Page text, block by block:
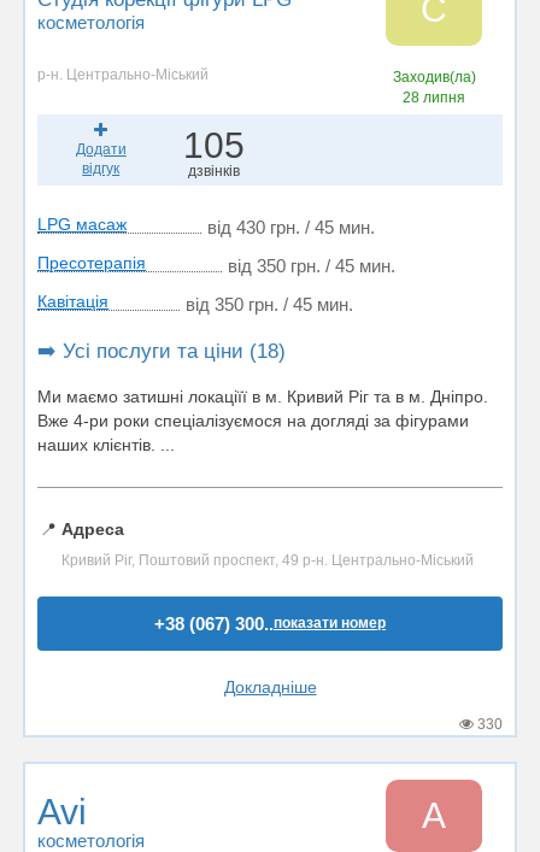
косметологія С
р-н. Центрально-Міський
Заходив(ла)
28 липня
Додати
відгук
105
дзвінків
LPG масаж від 430 грн. / 45 мин.
Пресотерапія від 350 грн. / 45 мин.
Кавітація від 350 грн. / 45 мин.
➡️ Усі послуги та ціни (18)
Ми маємо затишні локаціїї в м. Кривий Ріг та в м. Дніпро.
Вже 4-ри роки спеціалізуємося на догляді за фігурами
наших клієнтів. ...
📍 Адреса
Кривий Ріг, Поштовий проспект, 49 р-н. Центрально-Міський
+38 (067) 300..показати номер
Докладніше
330
Avi
косметологія
A